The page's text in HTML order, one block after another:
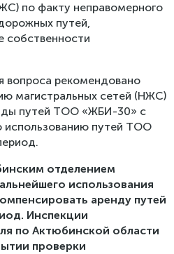
по факту неправомерного
путей,
собственности
вопроса рекомендовано
магистральных сетей (НЖС)
путей ТОО «ЖБИ-30» с
использованию путей ТОО
отделением
использования
аренду путей
Инспекции
по Актюбинской области
проверки